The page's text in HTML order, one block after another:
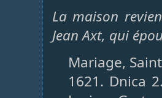
La maison
Jean Axt, qui
Mariage,
1621. Dnica